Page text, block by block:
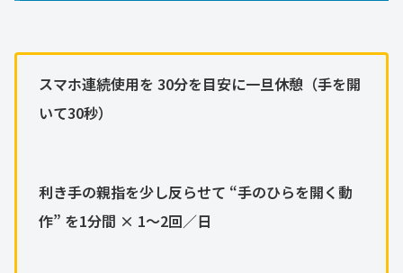
スマホ連続使用を 30分を目安に一旦休憩（手を開
いて30秒）
利き手の親指を少し反らせて “手のひらを開く動
作” を1分間 × 1〜2回／日